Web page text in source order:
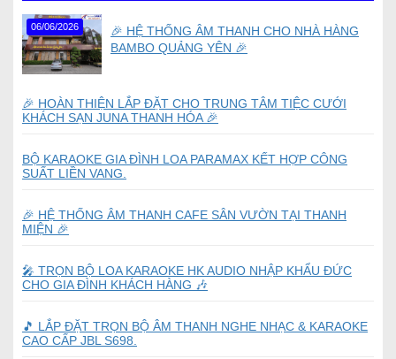
06/06/2026
🎉 HỆ THỐNG ÂM THANH CHO NHÀ HÀNG
BAMBO QUẢNG YÊN 🎉
🎉 HOÀN THIỆN LẮP ĐẶT CHO TRUNG TÂM TIỆC CƯỚI
KHÁCH SẠN JUNA THANH HÓA 🎉
BỘ KARAOKE GIA ĐÌNH LOA PARAMAX KẾT HỢP CÔNG
SUẤT LIỀN VANG.
🎉 HỆ THỐNG ÂM THANH CAFE SÂN VƯỜN TẠI THANH
MIỆN 🎉
🎤 TRỌN BỘ LOA KARAOKE HK AUDIO NHẬP KHẨU ĐỨC
CHO GIA ĐÌNH KHÁCH HÀNG 🎶
🎵 LẮP ĐẶT TRỌN BỘ ÂM THANH NGHE NHẠC & KARAOKE
CAO CẤP JBL S698.